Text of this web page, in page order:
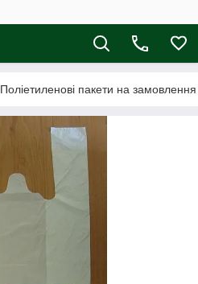
Поліетиленові пакети на замовлення